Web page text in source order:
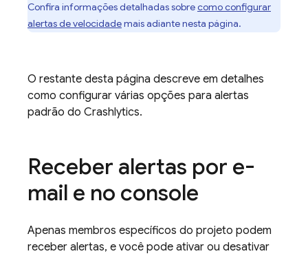
Confira informações detalhadas sobrecomo configurar
alertas de velocidademais adiante nesta página.
O restante desta página descreve em detalhes
como configurar várias opções para alertas
padrão do Crashlytics.
Receber alertas por e-
mail e no console
Apenas membros específicos do projeto podem
receber alertas, e você pode ativar ou desativar